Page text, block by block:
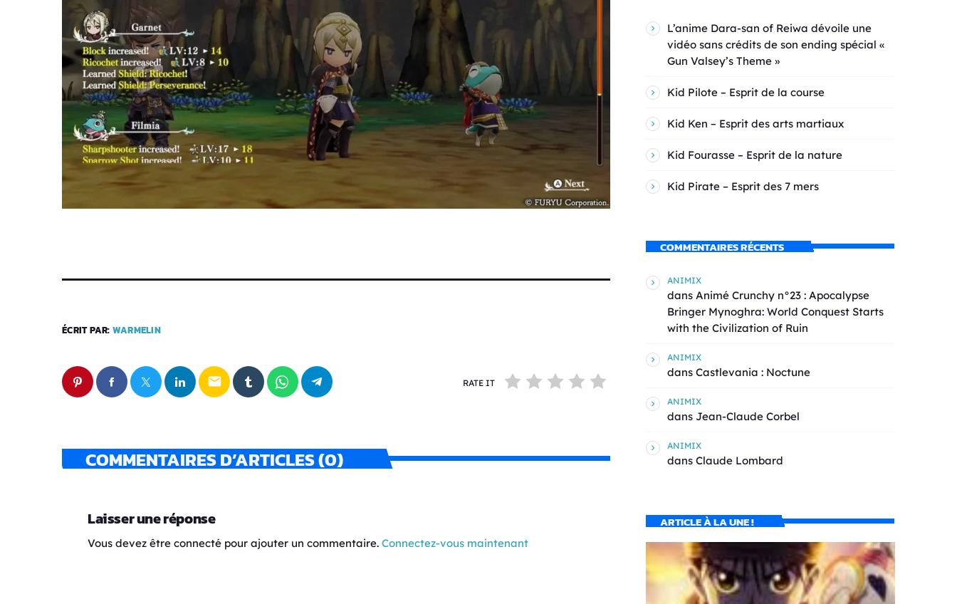
ÉCRIT PAR: WARMELIN
email RATE IT
COMMENTAIRES D’ARTICLES (0)
Laisser une réponse
Vous devez être connecté pour ajouter un commentaire. Connectez-vous maintenant
L’anime Dara-san of Reiwa dévoile une
vidéo sans crédits de son ending spécial «
Gun Valsey’s Theme »
Kid Pilote – Esprit de la course
Kid Ken – Esprit des arts martiaux
Kid Fourasse – Esprit de la nature
Kid Pirate – Esprit des 7 mers
COMMENTAIRES RÉCENTS
ANIMIX
dans Animé Crunchy n°23 : Apocalypse
Bringer Mynoghra: World Conquest Starts
with the Civilization of Ruin
ANIMIX
dans Castlevania : Noctune
ANIMIX
dans Jean-Claude Corbel
ANIMIX
dans Claude Lombard
ARTICLE À LA UNE !